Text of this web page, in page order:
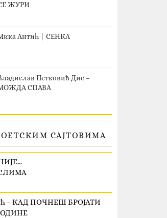
ЖУРИ
Антић | СЕНКА
Петковић Дис –
СПАВА
САЈТОВИМА
– КАД ПОЧНЕШ БРОЈАТИ